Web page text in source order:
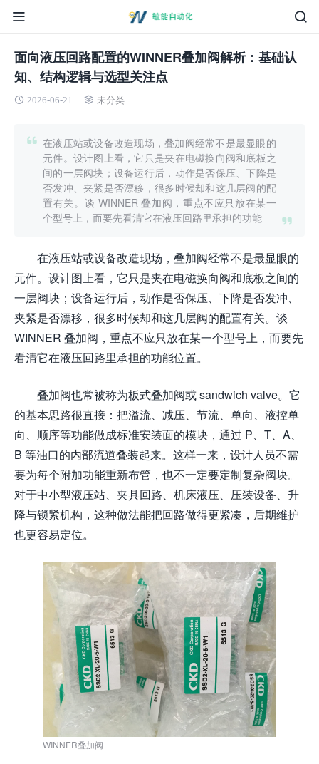
面向液压回路配置的WINNER叠加阀解析：基础认
知、结构逻辑与选型关注点
2026-06-21 未分类
在液压站或设备改造现场，叠加阀经常不是最显眼的
元件。设计图上看，它只是夹在电磁换向阀和底板之
间的一层阀块；设备运行后，动作是否保压、下降是
否发冲、夹紧是否漂移，很多时候却和这几层阀的配
置有关。谈 WINNER 叠加阀，重点不应只放在某一
个型号上，而要先看清它在液压回路里承担的功能
在液压站或设备改造现场，叠加阀经常不是最显眼的
元件。设计图上看，它只是夹在电磁换向阀和底板之间的
一层阀块；设备运行后，动作是否保压、下降是否发冲、
夹紧是否漂移，很多时候却和这几层阀的配置有关。谈
WINNER 叠加阀，重点不应只放在某一个型号上，而要先
看清它在液压回路里承担的功能位置。
叠加阀也常被称为板式叠加阀或 sandwich valve。它
的基本思路很直接：把溢流、减压、节流、单向、液控单
向、顺序等功能做成标准安装面的模块，通过 P、T、A、
B 等油口的内部流道叠装起来。这样一来，设计人员不需
要为每个附加功能重新布管，也不一定要定制复杂阀块。
对于中小型液压站、夹具回路、机床液压、压装设备、升
降与锁紧机构，这种做法能把回路做得更紧凑，后期维护
也更容易定位。
WINNER叠加阀